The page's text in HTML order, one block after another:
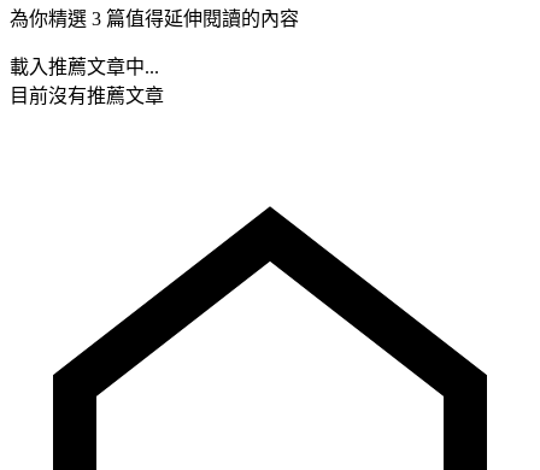
為你精選 3 篇值得延伸閱讀的內容
載入推薦文章中...
目前沒有推薦文章